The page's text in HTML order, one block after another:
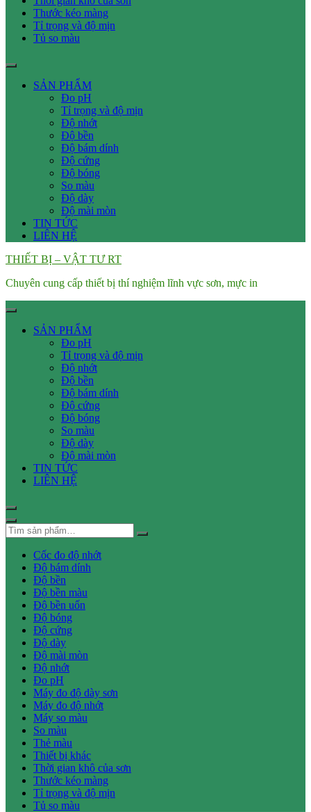
Thước kéo màng
Tỉ trọng và độ mịn
Tủ so màu
SẢN PHẨM
Đo pH
Tỉ trọng và độ mịn
Độ nhớt
Độ bền
Độ bám dính
Độ cứng
Độ bóng
So màu
Độ dày
Độ mài mòn
TIN TỨC
LIÊN HỆ
THIẾT BỊ – VẬT TƯ RT
Chuyên cung cấp thiết bị thí nghiệm lĩnh vực sơn, mực in
SẢN PHẨM
Đo pH
Tỉ trọng và độ mịn
Độ nhớt
Độ bền
Độ bám dính
Độ cứng
Độ bóng
So màu
Độ dày
Độ mài mòn
TIN TỨC
LIÊN HỆ
Cốc đo độ nhớt
Độ bám dính
Độ bền
Độ bền màu
Độ bền uốn
Độ bóng
Độ cứng
Độ dày
Độ mài mòn
Độ nhớt
Đo pH
Máy đo độ dày sơn
Máy đo độ nhớt
Máy so màu
So màu
Thẻ màu
Thiết bị khác
Thời gian khô của sơn
Thước kéo màng
Tỉ trọng và độ mịn
Tủ so màu